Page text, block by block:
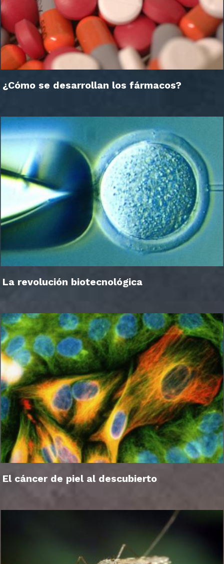
¿Cómo se desarrollan los fármacos?
La revolución biotecnológica
El cáncer de piel al descubierto